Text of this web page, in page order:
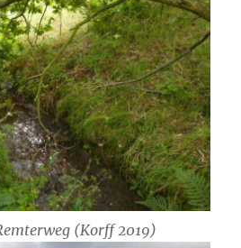
(Korff 2019)